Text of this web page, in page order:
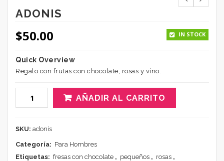
ADONIS
$50.00 IN STOCK
Quick Overview
Regalo con frutas con chocolate, rosas y vino.
AÑADIR AL CARRITO
SKU: adonis
Categoría: Para Hombres
Etiquetas: fresas con chocolate , pequeños , rosas ,